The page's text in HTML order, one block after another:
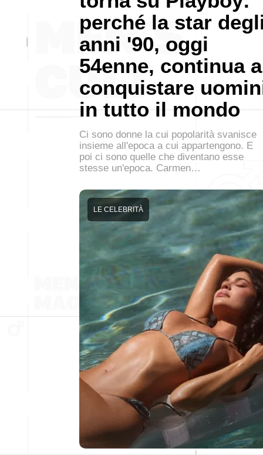
perché la star
anni '90, oggi
54enne, continua a
conquistare
in tutto il mondo
Ci sono donne la cui popolarità svanisce
insieme all'epoca a cui appartengono. E
poi ci sono quelle che diventano esse
stesse un'epoca. Carmen…
LE CELEBRITÀ